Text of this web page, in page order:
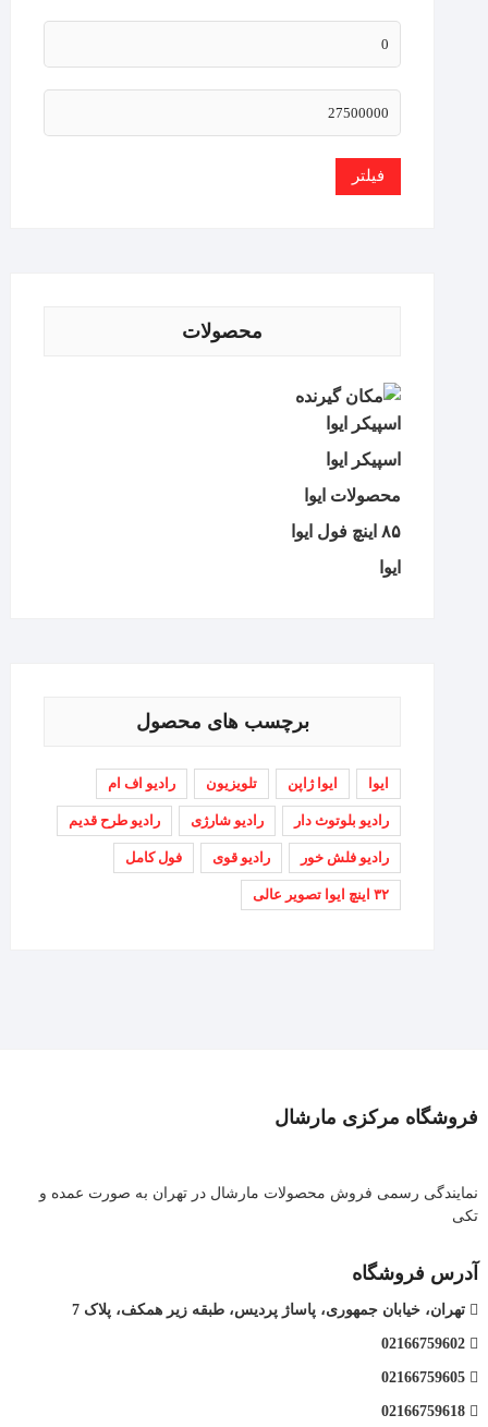
فیلتر
محصولات
اسپیکر ایوا
اسپیکر ایوا
محصولات ایوا
۸۵ اینچ فول ایوا
ایوا
برچسب های محصول
ایوا ایوا ژاپن تلویزیون رادیو اف ام
رادیو بلوتوث دار رادیو شارژی رادیو طرح قدیم
رادیو فلش خور رادیو قوی فول کامل
۳۲ اینچ ایوا تصویر عالی
فروشگاه مرکزی مارشال
نمایندگی رسمی فروش محصولات مارشال در تهران به صورت عمده و
تکی
آدرس فروشگاه
تهران، خیابان جمهوری، پاساژ پردیس، طبقه زیر همکف، پلاک 7